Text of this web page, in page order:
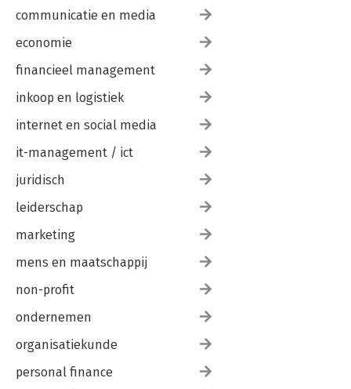
communicatie en media
economie
financieel management
inkoop en logistiek
internet en social media
it-management / ict
juridisch
leiderschap
marketing
mens en maatschappij
non-profit
ondernemen
organisatiekunde
personal finance